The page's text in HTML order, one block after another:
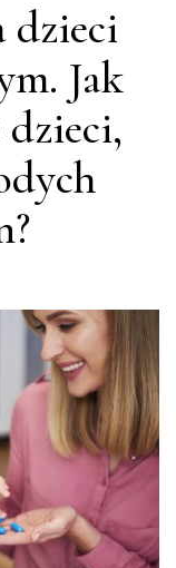
dzieci
Jak